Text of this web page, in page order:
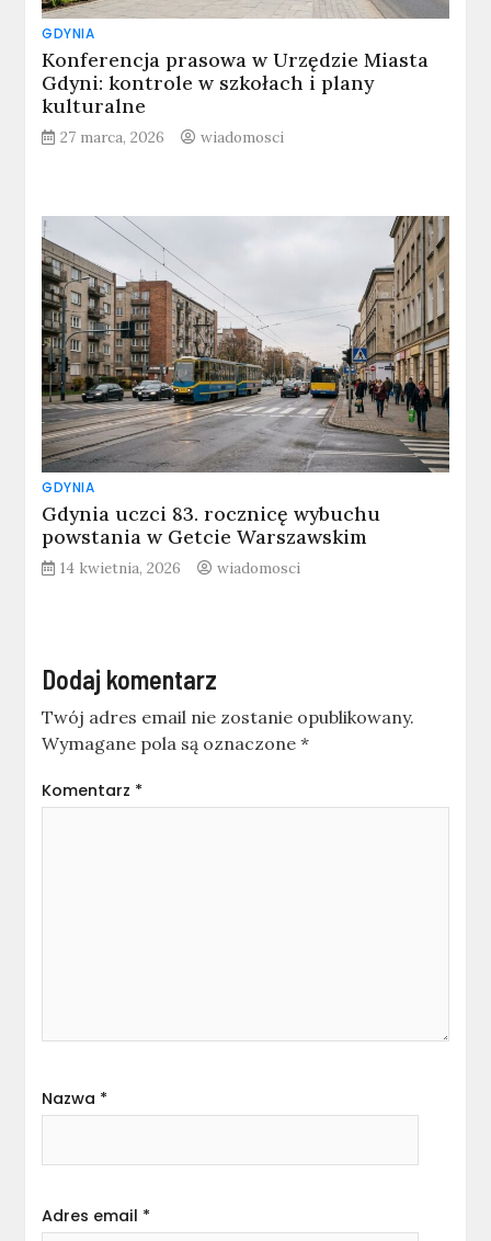
GDYNIA
Konferencja prasowa w Urzędzie Miasta
Gdyni: kontrole w szkołach i plany
kulturalne
27 marca, 2026 wiadomosci
GDYNIA
Gdynia uczci 83. rocznicę wybuchu
powstania w Getcie Warszawskim
14 kwietnia, 2026 wiadomosci
Dodaj komentarz
Twój adres email nie zostanie opublikowany.
Wymagane pola są oznaczone*
Komentarz *
Nazwa *
Adres email *